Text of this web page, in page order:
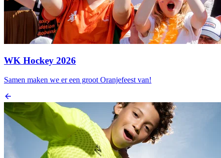
WK Hockey 2026
Samen maken we er een groot Oranjefeest van!